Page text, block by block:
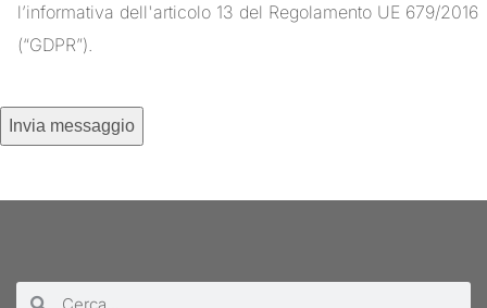
l’informativa dell'articolo 13 del Regolamento UE 679/2016
(“GDPR”).